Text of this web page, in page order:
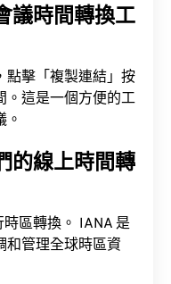
議時間轉換工
點擊「複製連結」按
。這是一個方便的工
的線上時間轉
區轉換。 IANA 是
和管理全球時區資